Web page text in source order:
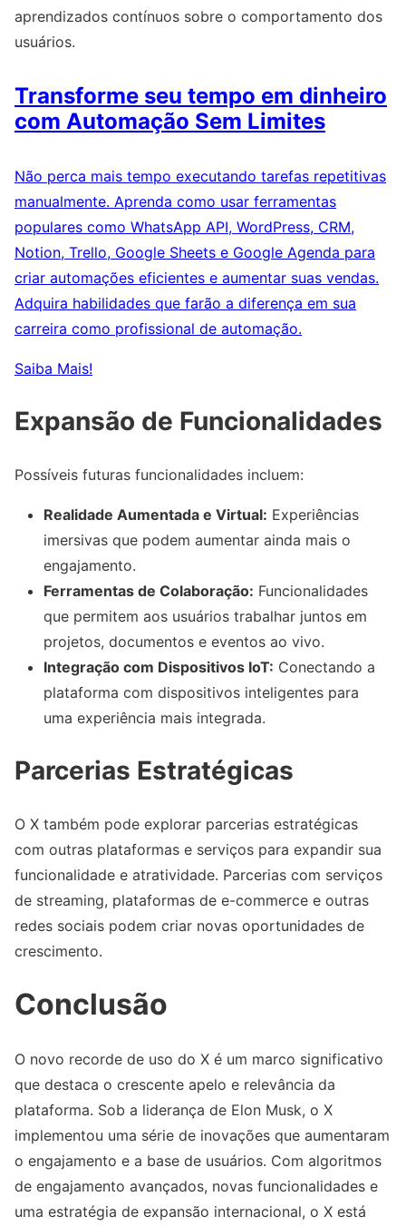
aprendizados contínuos sobre o comportamento dos
usuários.
Transforme seu tempo em dinheiro
com Automação Sem Limites
Não perca mais tempo executando tarefas repetitivas
manualmente. Aprenda como usar ferramentas
populares como WhatsApp API, WordPress, CRM,
Notion, Trello, Google Sheets e Google Agenda para
criar automações eficientes e aumentar suas vendas.
Adquira habilidades que farão a diferença em sua
carreira como profissional de automação.
Saiba Mais!
Expansão de Funcionalidades
Possíveis futuras funcionalidades incluem:
Realidade Aumentada e Virtual: Experiências
imersivas que podem aumentar ainda mais o
engajamento.
Ferramentas de Colaboração: Funcionalidades
que permitem aos usuários trabalhar juntos em
projetos, documentos e eventos ao vivo.
Integração com Dispositivos IoT: Conectando a
plataforma com dispositivos inteligentes para
uma experiência mais integrada.
Parcerias Estratégicas
O X também pode explorar parcerias estratégicas
com outras plataformas e serviços para expandir sua
funcionalidade e atratividade. Parcerias com serviços
de streaming, plataformas de e-commerce e outras
redes sociais podem criar novas oportunidades de
crescimento.
Conclusão
O novo recorde de uso do X é um marco significativo
que destaca o crescente apelo e relevância da
plataforma. Sob a liderança de Elon Musk, o X
implementou uma série de inovações que aumentaram
o engajamento e a base de usuários. Com algoritmos
de engajamento avançados, novas funcionalidades e
uma estratégia de expansão internacional, o X está